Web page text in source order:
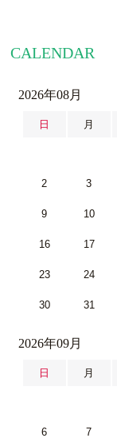
CALENDAR
2026年08月
日 月
2 3
9 10
16 17
23 24
30 31
2026年09月
日 月
6 7